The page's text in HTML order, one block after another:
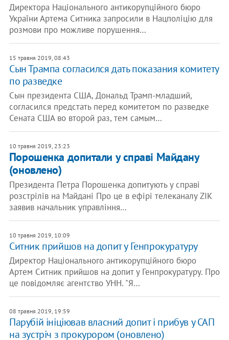
Директора Національного антикорупційного бюро
України Артема Ситника запросили в Нацполіцію для
розмови про можливе порушення…
15 травня 2019, 08:43
Сын Трампа согласился дать показания комитету
по разведке
Сын президента США, Дональд Трамп-младший,
согласился предстать перед комитетом по разведке
Сената США во второй раз, тем самым…
10 травня 2019, 23:23
Порошенка допитали у справі Майдану
(оновлено)
Президента Петра Порошенка допитують у справі
розстрілів на Майдані Про це в ефірі телеканалу ZIK
заявив начальник управління…
10 травня 2019, 10:09
Ситник прийшов на допит у Генпрокуратуру
Директор Національного антикорупційного бюро
Артем Ситник прийшов на допит у Генпрокуратуру. Про
це повідомляє агентство УНН. "Я…
08 травня 2019, 19:59
Парубій ініціював власний допит і прибув у САП
на зустріч з прокурором (оновлено)